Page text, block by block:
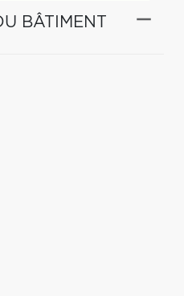
BÂTIMENT